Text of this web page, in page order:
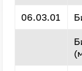
06.03.01